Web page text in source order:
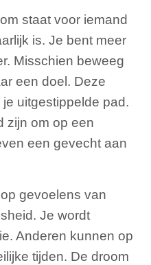
staat voor iemand
is. Je bent meer
Misschien beweeg
een doel. Deze
uitgestippelde pad.
zijn om op een
een gevecht aan
gevoelens van
Je wordt
Anderen kunnen op
tijden. De droom